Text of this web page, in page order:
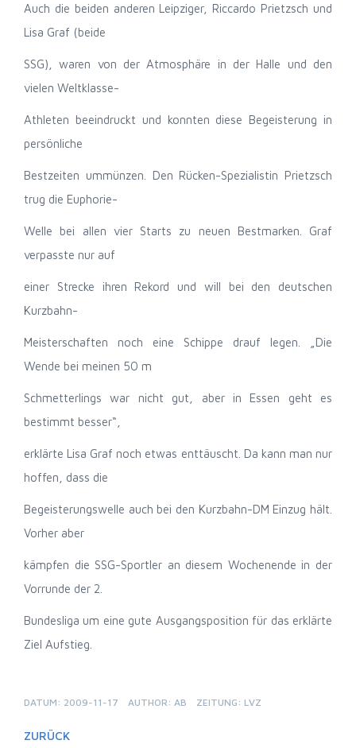
Auch die beiden anderen Leipziger, Riccardo Prietzsch und
Lisa Graf (beide
SSG), waren von der Atmosphäre in der Halle und den
vielen Weltklasse-
Athleten beeindruckt und konnten diese Begeisterung in
persönliche
Bestzeiten ummünzen. Den Rücken-Spezialistin Prietzsch
trug die Euphorie-
Welle bei allen vier Starts zu neuen Bestmarken. Graf
verpasste nur auf
einer Strecke ihren Rekord und will bei den deutschen
Kurzbahn-
Meisterschaften noch eine Schippe drauf legen. „Die
Wende bei meinen 50 m
Schmetterlings war nicht gut, aber in Essen geht es
bestimmt besser“,
erklärte Lisa Graf noch etwas enttäuscht. Da kann man nur
hoffen, dass die
Begeisterungswelle auch bei den Kurzbahn-DM Einzug hält.
Vorher aber
kämpfen die SSG-Sportler an diesem Wochenende in der
Vorrunde der 2.
Bundesliga um eine gute Ausgangsposition für das erklärte
Ziel Aufstieg.
DATUM: 2009-11-17 AUTHOR: AB ZEITUNG: LVZ
ZURÜCK